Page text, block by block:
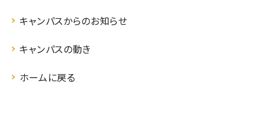
キャンパスからのお知らせ
キャンパスの動き
ホームに戻る